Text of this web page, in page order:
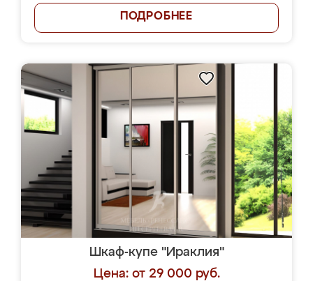
ПОДРОБНЕЕ
Шкаф-купе "Ираклия"
Цена: от 29 000 руб.